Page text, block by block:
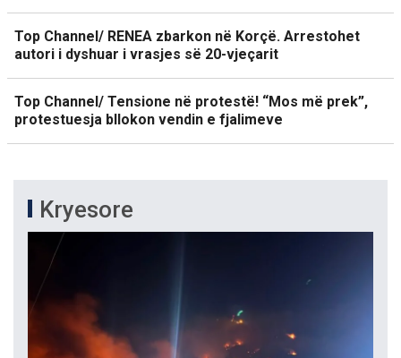
Top Channel/ RENEA zbarkon në Korçë. Arrestohet
autori i dyshuar i vrasjes së 20-vjeçarit
Top Channel/ Tensione në protestë! “Mos më prek”,
protestuesja bllokon vendin e fjalimeve
Kryesore